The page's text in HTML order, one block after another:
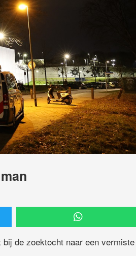
de zoektocht naar een vermiste